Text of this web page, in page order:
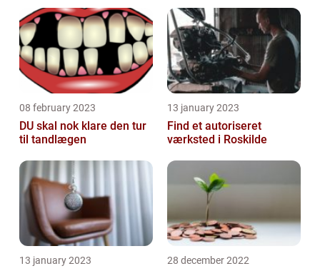
08 february 2023
DU skal nok klare den tur
til tandlægen
13 january 2023
Find et autoriseret
værksted i Roskilde
13 january 2023 28 december 2022